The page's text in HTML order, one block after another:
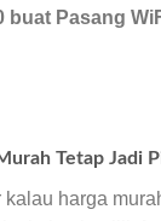
buat Pasang
Tetap Jadi
kalau harga